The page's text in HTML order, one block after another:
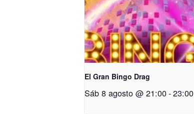
El Gran Bingo Drag
Sáb 8 agosto @ 21:00-23:00